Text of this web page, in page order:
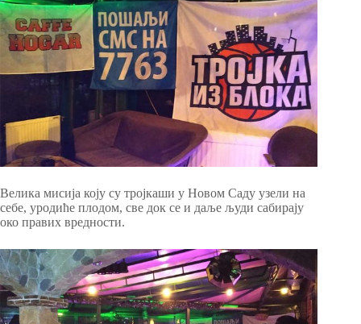
Велика мисија коју су тројкаши у Новом Саду узели на
себе, уродиће плодом, све док се и даље људи сабирају
око правих вредности.